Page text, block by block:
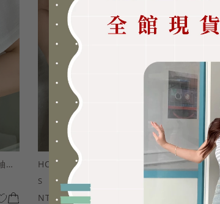
HOOLOOLOO聯名-口袋燙金KUKU熊短袖上衣 HOOLOOLOO聯名-KUKU熊蝴蝶結短袖上衣
S M L 全尺碼
NT.690